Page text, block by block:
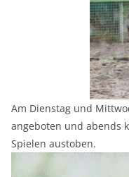
Am Dienstag und
angeboten und abends
Spielen austoben.